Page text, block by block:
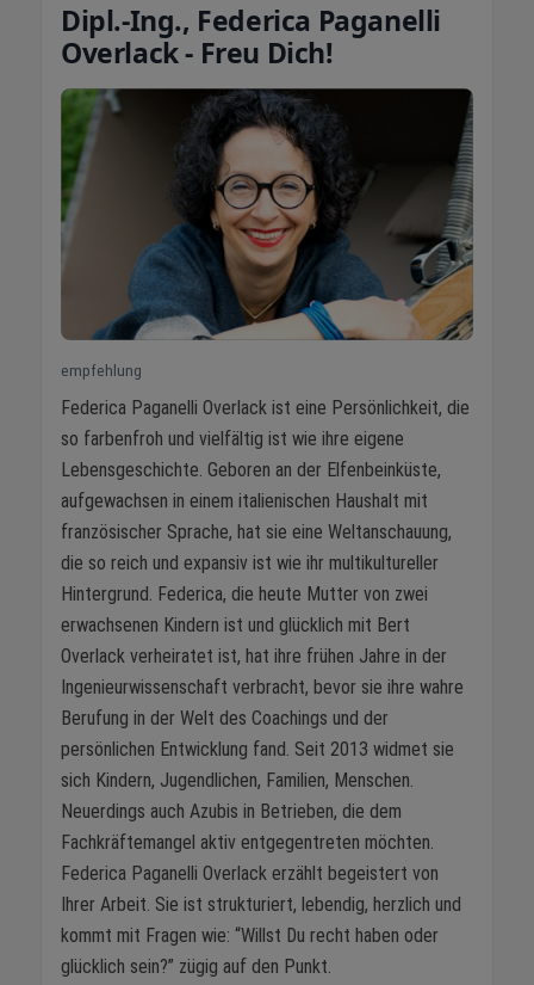
Dipl.-Ing., Federica Paganelli
Overlack - Freu Dich!
empfehlung
Federica Paganelli Overlack ist eine Persönlichkeit, die
so farbenfroh und vielfältig ist wie ihre eigene
Lebensgeschichte. Geboren an der Elfenbeinküste,
aufgewachsen in einem italienischen Haushalt mit
französischer Sprache, hat sie eine Weltanschauung,
die so reich und expansiv ist wie ihr multikultureller
Hintergrund. Federica, die heute Mutter von zwei
erwachsenen Kindern ist und glücklich mit Bert
Overlack verheiratet ist, hat ihre frühen Jahre in der
Ingenieurwissenschaft verbracht, bevor sie ihre wahre
Berufung in der Welt des Coachings und der
persönlichen Entwicklung fand. Seit 2013 widmet sie
sich Kindern, Jugendlichen, Familien, Menschen.
Neuerdings auch Azubis in Betrieben, die dem
Fachkräftemangel aktiv entgegentreten möchten.
Federica Paganelli Overlack erzählt begeistert von
Ihrer Arbeit. Sie ist strukturiert, lebendig, herzlich und
kommt mit Fragen wie: “Willst Du recht haben oder
glücklich sein?” zügig auf den Punkt.